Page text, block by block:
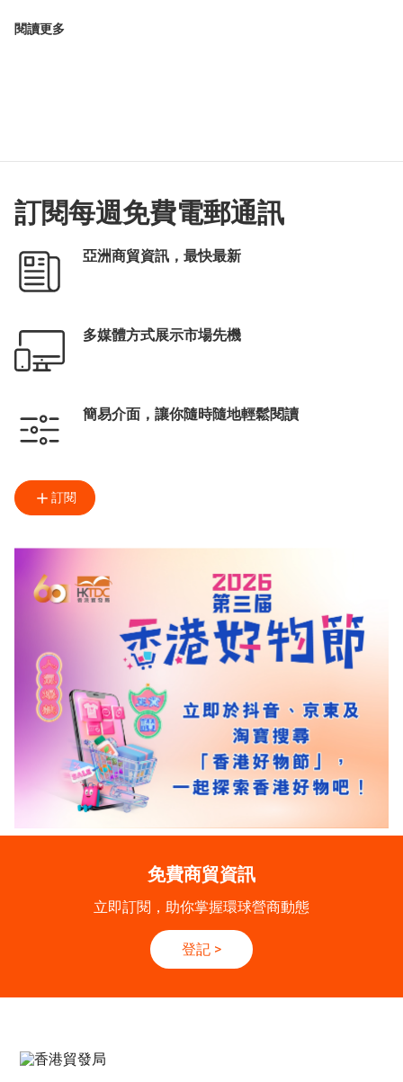
閱讀更多
訂閱每週免費電郵通訊
亞洲商貿資訊，最快最新
多媒體方式展示市場先機
簡易介面，讓你隨時隨地輕鬆閱讀
訂閱
免費商貿資訊
立即訂閱，助你掌握環球營商動態
登記 >